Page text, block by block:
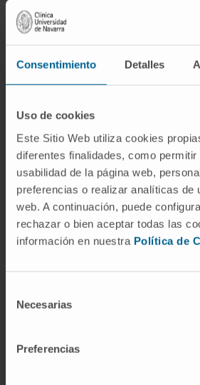
Consentimiento Detalles
Uso de cookies
Este Sitio Web utiliza cookies
diferentes finalidades, como
usabilidad de la página web,
preferencias o realizar analíticas de
web. A continuación, puede
rechazar o bien aceptar todas las
información en nuestra Política de
Necesarias
Preferencias
No. Es un tumor benigno. No
vecinos ni produce
surge porque cualquier tumor
paratiroides puede causar
hiperparatiroidismo, pero el
carcinoma es excepcional
los casos) y se comporta de
más agresiva.
¿Todos los adenomas
producen
En la práctica clínica, sí. Un
detectaría. Lo que varía es la
asintomáticas, y otros que